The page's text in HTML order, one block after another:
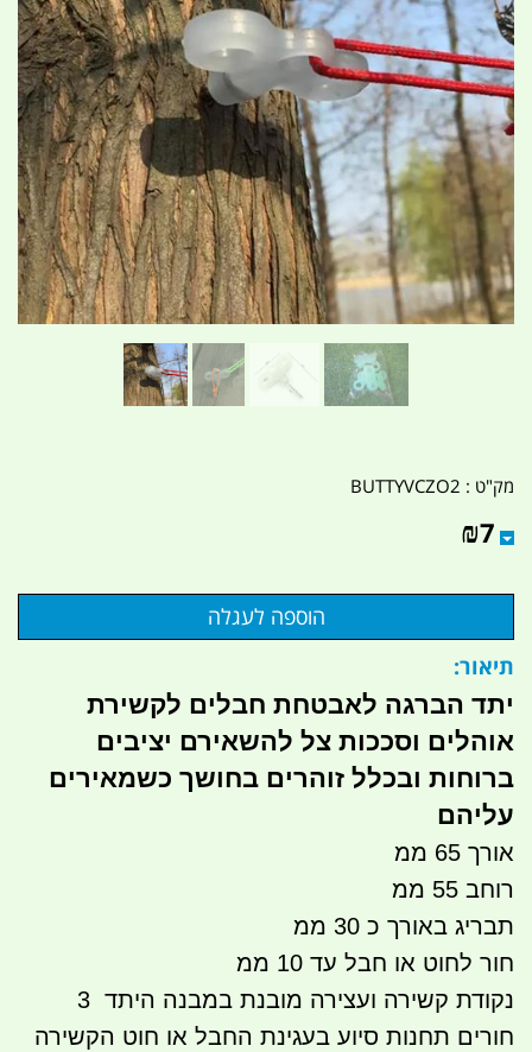
מק"ט : BUTTYVCZO2
₪7
תיאור:
יתד הברגה לאבטחת חבלים לקשירת
אוהלים וסככות צל להשאירם יציבים
ברוחות ובכלל זוהרים בחושך כשמאירים
עליהם
אורך 65 ממ
רוחב 55 ממ
תבריג באורך כ 30 ממ
חור לחוט או חבל עד 10 ממ
נקודת קשירה ועצירה מובנת במבנה היתד 3
חורים תחנות סיוע בעגינת החבל או חוט הקשירה